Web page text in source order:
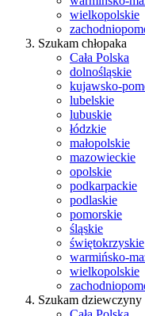
wielkopolskie
Szukam chłopaka
Cała Polska
dolnośląskie
kujawsko-
lubelskie
lubuskie
łódzkie
małopolskie
mazowieckie
opolskie
podkarpackie
podlaskie
pomorskie
śląskie
świętokrzyskie
warmińsko-
wielkopolskie
Szukam dziewczyny